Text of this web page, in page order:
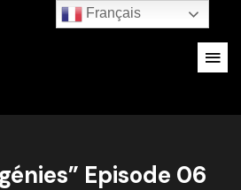
Episode 06
Français